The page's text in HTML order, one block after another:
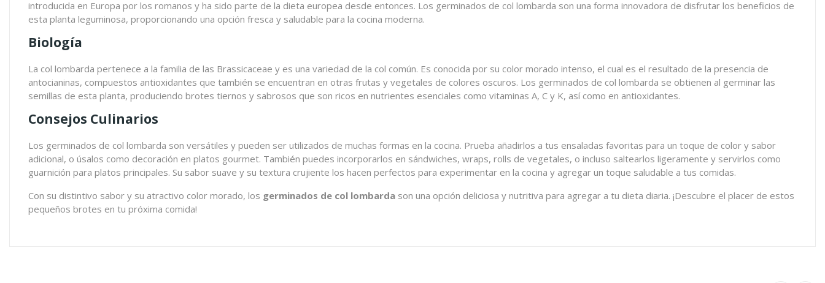
introducida en Europa por los romanos y ha sido parte de la dieta europea desde entonces. Los germinados de col lombarda son una forma innovadora de disfrutar los beneficios de
esta planta leguminosa, proporcionando una opción fresca y saludable para la cocina moderna.
Biología
La col lombarda pertenece a la familia de las Brassicaceae y es una variedad de la col común. Es conocida por su color morado intenso, el cual es el resultado de la presencia de
antocianinas, compuestos antioxidantes que también se encuentran en otras frutas y vegetales de colores oscuros. Los germinados de col lombarda se obtienen al germinar las
semillas de esta planta, produciendo brotes tiernos y sabrosos que son ricos en nutrientes esenciales como vitaminas A, C y K, así como en antioxidantes.
Consejos Culinarios
Los germinados de col lombarda son versátiles y pueden ser utilizados de muchas formas en la cocina. Prueba añadirlos a tus ensaladas favoritas para un toque de color y sabor
adicional, o úsalos como decoración en platos gourmet. También puedes incorporarlos en sándwiches, wraps, rolls de vegetales, o incluso saltearlos ligeramente y servirlos como
guarnición para platos principales. Su sabor suave y su textura crujiente los hacen perfectos para experimentar en la cocina y agregar un toque saludable a tus comidas.
Con su distintivo sabor y su atractivo color morado, los germinados de col lombarda son una opción deliciosa y nutritiva para agregar a tu dieta diaria. ¡Descubre el placer de estos
pequeños brotes en tu próxima comida!